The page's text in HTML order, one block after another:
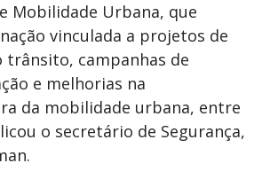
Mobilidade Urbana, que
vinculada a projetos de
trânsito, campanhas de
e melhorias na
da mobilidade urbana, entre
o secretário de Segurança,